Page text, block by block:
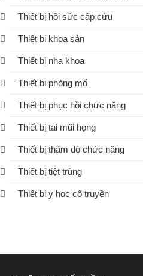
Thiết bị hồi sức cấp cứu
Thiết bị khoa sản
Thiết bị nha khoa
Thiết bị phòng mổ
Thiết bị phục hồi chức năng
Thiết bị tai mũi họng
Thiết bị thăm dò chức năng
Thiết bị tiệt trùng
Thiết bị y học cổ truyền